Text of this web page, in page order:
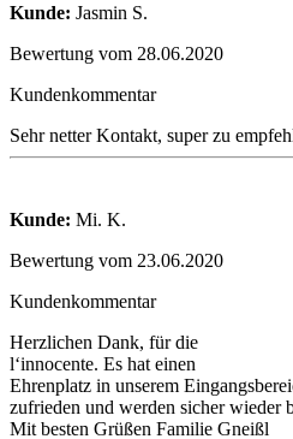
Kunde: Jasmin S.
Bewertung vom 28.06.2020
Kundenkommentar
Sehr netter Kontakt, super zu
Kunde: Mi. K.
Bewertung vom 23.06.2020
Kundenkommentar
Herzlichen Dank, für die
l‘innocente. Es hat einen
Ehrenplatz in unserem
zufrieden und werden sicher wieder
Mit besten Grüßen Familie Gneißl